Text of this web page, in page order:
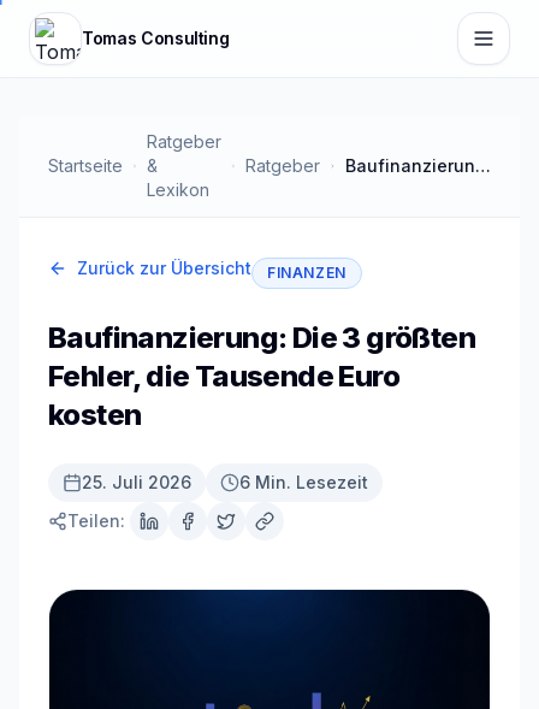
Zum Hauptinhalt springen
Tomas Consulting
Startseite
Ratgeber
&
Lexikon
Ratgeber Baufinanzierung: Die 3 größten Fehler, die Tausende Euro kosten
Zurück zur Übersicht FINANZEN
Baufinanzierung: Die 3 größten
Fehler, die Tausende Euro
kosten
25. Juli 2026
6 Min. Lesezeit
Teilen: